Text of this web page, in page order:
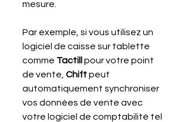
mesure.
Par exemple, si vous utilisez un
logiciel de caisse sur tablette
comme Tactill pour votre point
de vente, Chift peut
automatiquement synchroniser
vos données de vente avec
votre logiciel de comptabilité tel